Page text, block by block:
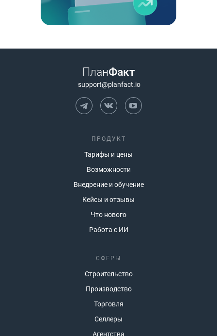
ПланФакт
support@planfact.io
ПРОДУКТ
Тарифы и цены
Возможности
Внедрение и обучение
Кейсы и отзывы
Что нового
Работа с ИИ
СФЕРЫ
Строительство
Производство
Торговля
Селлеры
Агентства